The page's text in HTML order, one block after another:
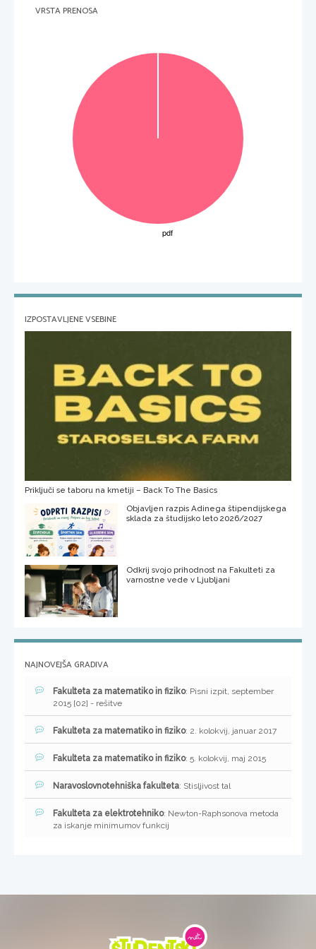
VRSTA PRENOSA
IZPOSTAVLJENE VSEBINE
Priključi se taboru na kmetiji – Back To The Basics
Objavljen razpis Adinega štipendijskega
sklada za študijsko leto 2026/2027
Odkrij svojo prihodnost na Fakulteti za
varnostne vede v Ljubljani
NAJNOVEJŠA GRADIVA
Fakulteta za matematiko in fiziko: Pisni izpit, september
2015 [02] - rešitve
Fakulteta za matematiko in fiziko: 2. kolokvij, januar 2017
Fakulteta za matematiko in fiziko: 5. kolokvij, maj 2015
Naravoslovnotehniška fakulteta: Stisljivost tal
Fakulteta za elektrotehniko: Newton-Raphsonova metoda
za iskanje minimumov funkcij